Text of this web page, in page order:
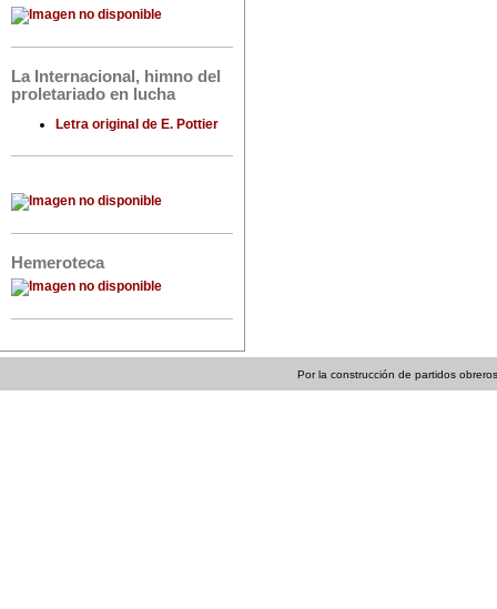
La Internacional, himno del
proletariado en lucha
Letra original de E. Pottier
Hemeroteca
Por la construcción de partidos